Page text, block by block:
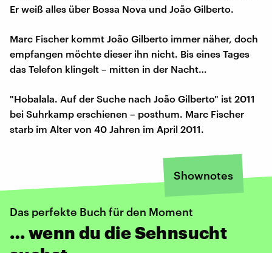
Er weiß alles über Bossa Nova und João Gilberto.
Marc Fischer kommt João Gilberto immer näher, doch
empfangen möchte dieser ihn nicht. Bis eines Tages
das Telefon klingelt – mitten in der Nacht…
"Hobalala. Auf der Suche nach João Gilberto" ist 2011
bei Suhrkamp erschienen – posthum. Marc Fischer
starb im Alter von 40 Jahren im April 2011.
Shownotes
Das perfekte Buch für den Moment
… wenn du die Sehnsucht